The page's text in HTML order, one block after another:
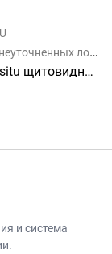
локализаций
других эндокринных желез
и система